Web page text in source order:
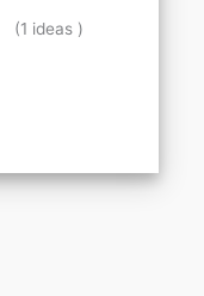
(1 ideas )